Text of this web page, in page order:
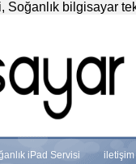
bilgisayar
iPad Servisi iletişim